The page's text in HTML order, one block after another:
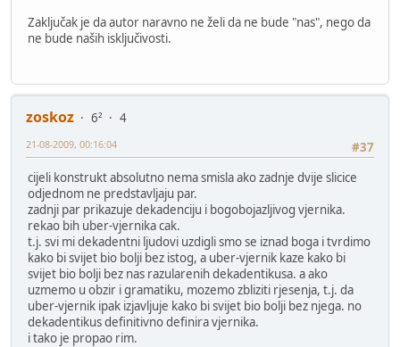
Zaključak je da autor naravno ne želi da ne bude "nas", nego da
ne bude naših isključivosti.
zoskoz 6²
4
#37
21-08-2009, 00:16:04
cijeli konstrukt absolutno nema smisla ako zadnje dvije slicice
odjednom ne predstavljaju par.
zadnji par prikazuje dekadenciju i bogobojazljivog vjernika.
rekao bih uber-vjernika cak.
t.j. svi mi dekadentni ljudovi uzdigli smo se iznad boga i tvrdimo
kako bi svijet bio bolji bez istog, a uber-vjernik kaze kako bi
svijet bio bolji bez nas razularenih dekadentikusa. a ako
uzmemo u obzir i gramatiku, mozemo zbliziti rjesenja, t.j. da
uber-vjernik ipak izjavljuje kako bi svijet bio bolji bez njega. no
dekadentikus definitivno definira vjernika.
i tako je propao rim.